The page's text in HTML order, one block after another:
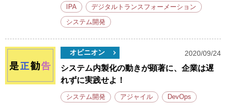
IPA デジタルトランスフォーメーション
システム開発
オピニオン 2020/09/24
システム内製化の動きが顕著に、企業は遅
れずに実践せよ！
システム開発 アジャイル DevOps